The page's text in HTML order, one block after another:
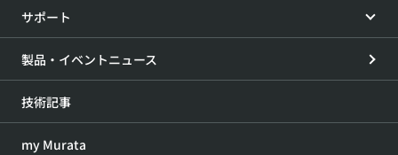
サポート
製品・イベントニュース
技術記事
my Murata